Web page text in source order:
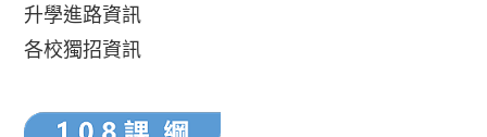
升學進路資訊
各校獨招資訊